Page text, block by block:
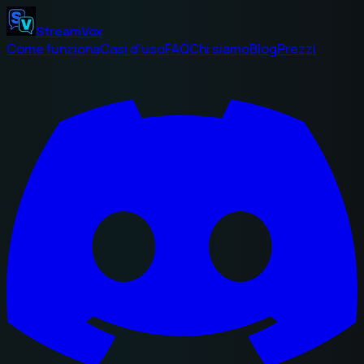
StreamVox
Come funzionaCasi d'usoFAQChi siamoBlogPrezzi